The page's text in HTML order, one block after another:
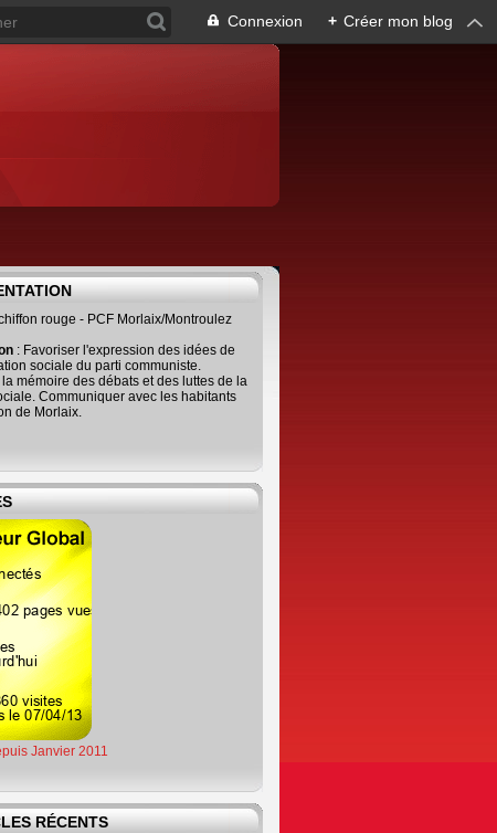
Connexion + Créer mon blog
rouge - PCF Morlaix/Montroulez
: Favoriser l'expression des idées de
sociale du parti communiste.
la mémoire des débats et des luttes de la
Communiquer avec les habitants
de Morlaix.
Janvier 2011
RÉCENTS